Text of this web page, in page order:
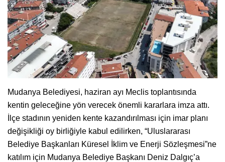
Mudanya Belediyesi, haziran ayı Meclis toplantısında
kentin geleceğine yön verecek önemli kararlara imza attı.
İlçe stadının yeniden kente kazandırılması için imar planı
değişikliği oy birliğiyle kabul edilirken, “Uluslararası
Belediye Başkanları Küresel İklim ve Enerji Sözleşmesi”ne
katılım için Mudanya Belediye Başkanı Deniz Dalgıç’a